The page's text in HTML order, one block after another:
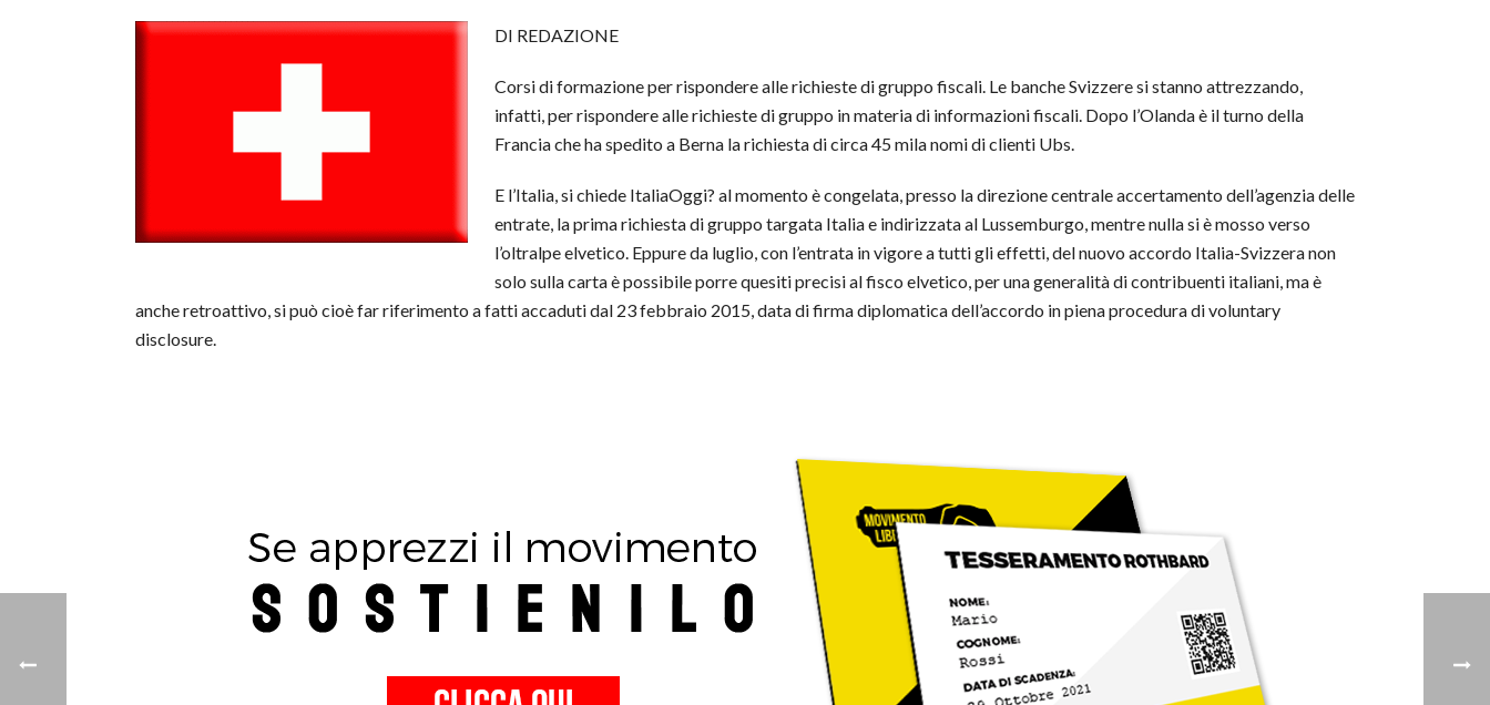
DI REDAZIONE
Corsi di formazione per rispondere alle richieste di gruppo fiscali. Le banche Svizzere si stanno attrezzando,
infatti, per rispondere alle richieste di gruppo in materia di informazioni fiscali. Dopo l’Olanda è il turno della
Francia che ha spedito a Berna la richiesta di circa 45 mila nomi di clienti Ubs.
E l’Italia, si chiede ItaliaOggi? al momento è congelata, presso la direzione centrale accertamento dell’agenzia delle
entrate, la prima richiesta di gruppo targata Italia e indirizzata al Lussemburgo, mentre nulla si è mosso verso
l’oltralpe elvetico. Eppure da luglio, con l’entrata in vigore a tutti gli effetti, del nuovo accordo Italia-Svizzera non
solo sulla carta è possibile porre quesiti precisi al fisco elvetico, per una generalità di contribuenti italiani, ma è
anche retroattivo, si può cioè far riferimento a fatti accaduti dal 23 febbraio 2015, data di firma diplomatica dell’accordo in piena procedura di voluntary
disclosure.